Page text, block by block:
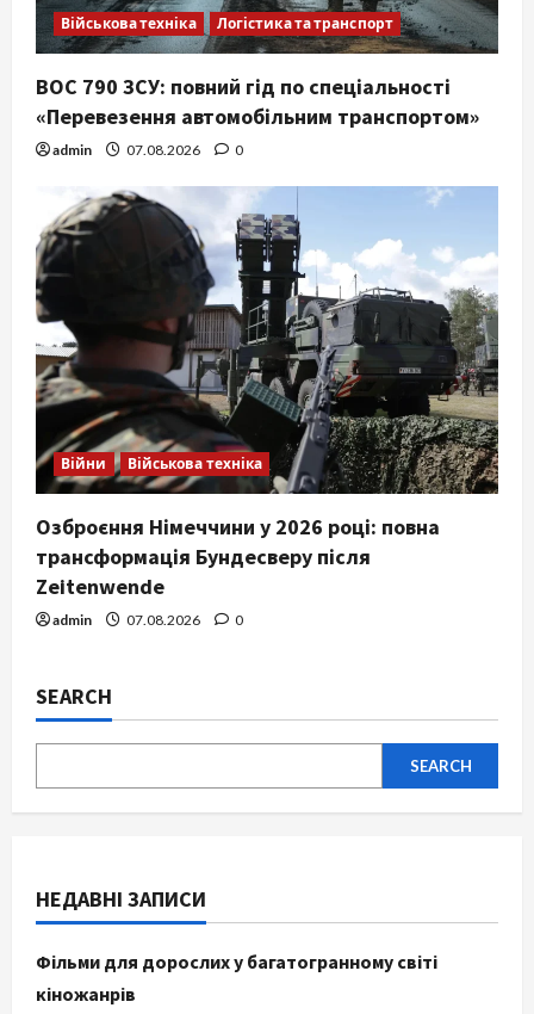
Військова техніка Логістика та транспорт
ВОС 790 ЗСУ: повний гід по спеціальності
«Перевезення автомобільним транспортом»
admin 07.08.2026 0
Війни Військова техніка
Озброєння Німеччини у 2026 році: повна
трансформація Бундесверу після
Zeitenwende
admin 07.08.2026 0
SEARCH
SEARCH
НЕДАВНІ ЗАПИСИ
Фільми для дорослих у багатогранному світі
кіножанрів